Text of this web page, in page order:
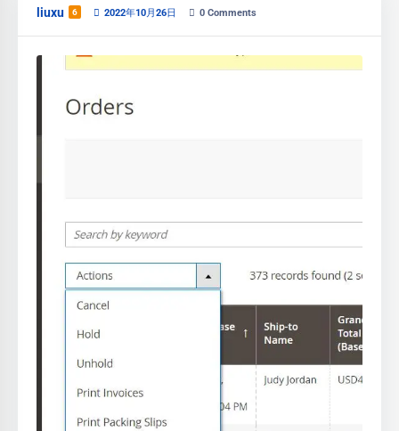
liuxu 6 2022年10月26日 0 Comments